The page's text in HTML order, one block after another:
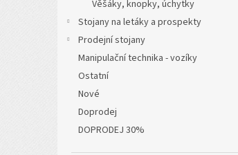
Věšáky, knopky, úchytky
Stojany na letáky a prospekty
Prodejní stojany
Manipulační technika - vozíky
Ostatní
Nové
Doprodej
DOPRODEJ 30%